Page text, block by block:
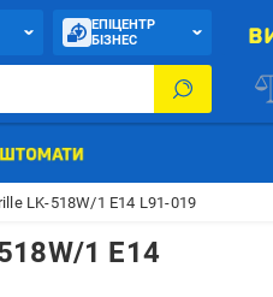
ЕПІЦЕНТР
БІЗНЕС
LK-518W/1 E14 L91-019
1 E14